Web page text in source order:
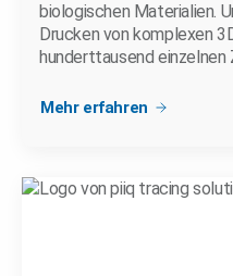
biologischen Materialien.
Drucken von komplexen
hunderttausend einzelnen
Mehr erfahren